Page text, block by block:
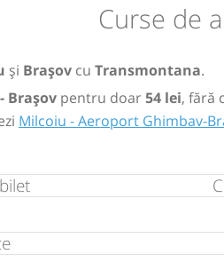
Curse de
și Brașov cu Transmontana.
Brașov pentru doar54 lei, fără
Milcoiu - Aeroport Ghimbav-